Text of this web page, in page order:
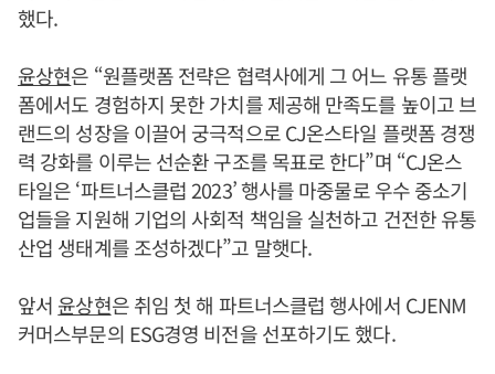
했다.
윤상현은 “원플랫폼 전략은 협력사에게 그 어느 유통 플랫
폼에서도 경험하지 못한 가치를 제공해 만족도를 높이고 브
랜드의 성장을 이끌어 궁극적으로 CJ온스타일 플랫폼 경쟁
력 강화를 이루는 선순환 구조를 목표로 한다”며 “CJ온스
타일은 ‘파트너스클럽 2023’ 행사를 마중물로 우수 중소기
업들을 지원해 기업의 사회적 책임을 실천하고 건전한 유통
산업 생태계를 조성하겠다”고 말햇다.
앞서 윤상현은 취임 첫 해 파트너스클럽 행사에서 CJENM
커머스부문의 ESG경영 비전을 선포하기도 했다.